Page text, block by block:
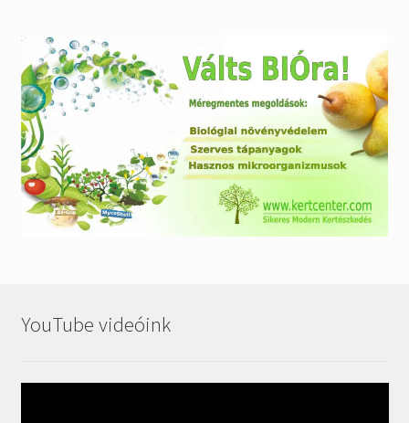
YouTube videóink